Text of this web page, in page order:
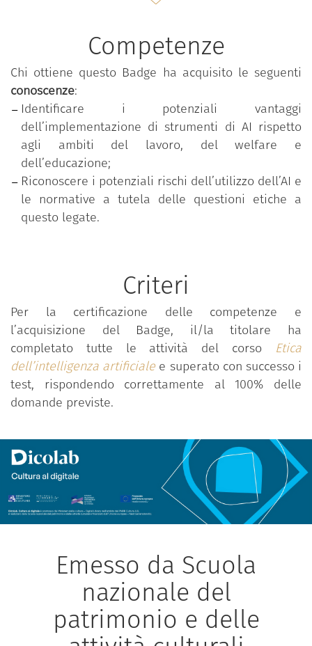
stati pertanto proposti alcuni esempi di utilizzo in
Attraverso le parole e le esperienze di personalità
di rilievo nel settore, sono state esplorate diverse
visioni e previsioni legate ai futuri possibili,
evidenziando le molteplici direzioni che potrebbero
prendere gli sviluppi dell'AI, con risvolti sia positivi
che negativi. Infine, sono state esaminate le leggi e
le normative esistenti, fondamentali per garantire
un impiego etico e responsabile di questa
tecnologia emergente.
Il corso è parte dell'offerta formativa
e delle attività culturali, finanziato da Next
FORMATO: Mooc.
MODALITÀ DI EROGAZIONE: on demand.
SEDE DEL CORSO:
fad.fondazionescuolapatrimonio.it.
DURATA: 60 min.
LINGUA DI EROGAZIONE: Italiano.
Competenze
Chi ottiene questo Badge ha acquisito le seguenti
conoscenze:
Identificare i potenziali vantaggi
dell’implementazione di strumenti di AI rispetto
agli ambiti del lavoro, del welfare e
dell’educazione;
Riconoscere i potenziali rischi dell’utilizzo dell’AI e
le normative a tutela delle questioni etiche a
questo legate.
Criteri
Per la certificazione delle competenze e
l’acquisizione del Badge, il/la titolare ha
completato tutte le attività del corso Etica
dell’intelligenza artificiale e superato con successo i
test, rispondendo correttamente al 100% delle
domande previste.
Emesso da Scuola
nazionale del
patrimonio e delle